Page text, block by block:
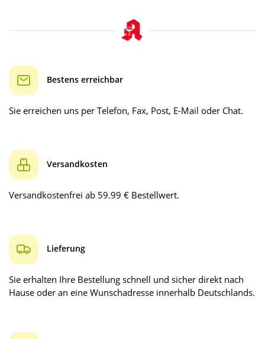
Bestens erreichbar
Sie erreichen uns per Telefon, Fax, Post, E-Mail oder Chat.
Versandkosten
Versandkostenfrei ab 59.99 € Bestellwert.
Lieferung
Sie erhalten Ihre Bestellung schnell und sicher direkt nach
Hause oder an eine Wunschadresse innerhalb Deutschlands.